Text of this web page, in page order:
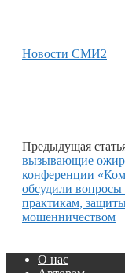
Новости СМИ2
Предыдущая
вызывающие
конференции
обсудили вопросы
практикам,
мошенничеством
О нас